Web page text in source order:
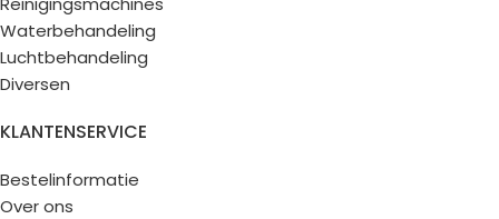
Waterbehandeling
Luchtbehandeling
Diversen
KLANTENSERVICE
Bestelinformatie
Over ons